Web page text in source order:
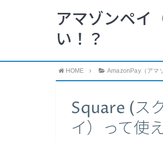
アマゾンペイ
い！？
HOME AmazonPay（アマ
Square (ス
イ）って使